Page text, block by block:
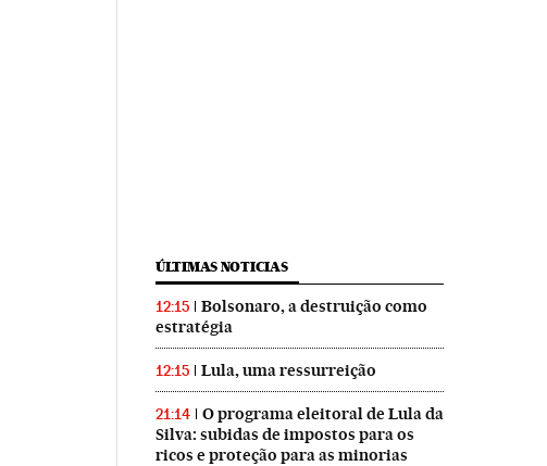
ÚLTIMAS NOTICIAS
12:15
Bolsonaro, a destruição como
estratégia
12:15 Lula, uma ressurreição
21:14
O programa eleitoral de Lula da
Silva: subidas de impostos para os
ricos e proteção para as minorias